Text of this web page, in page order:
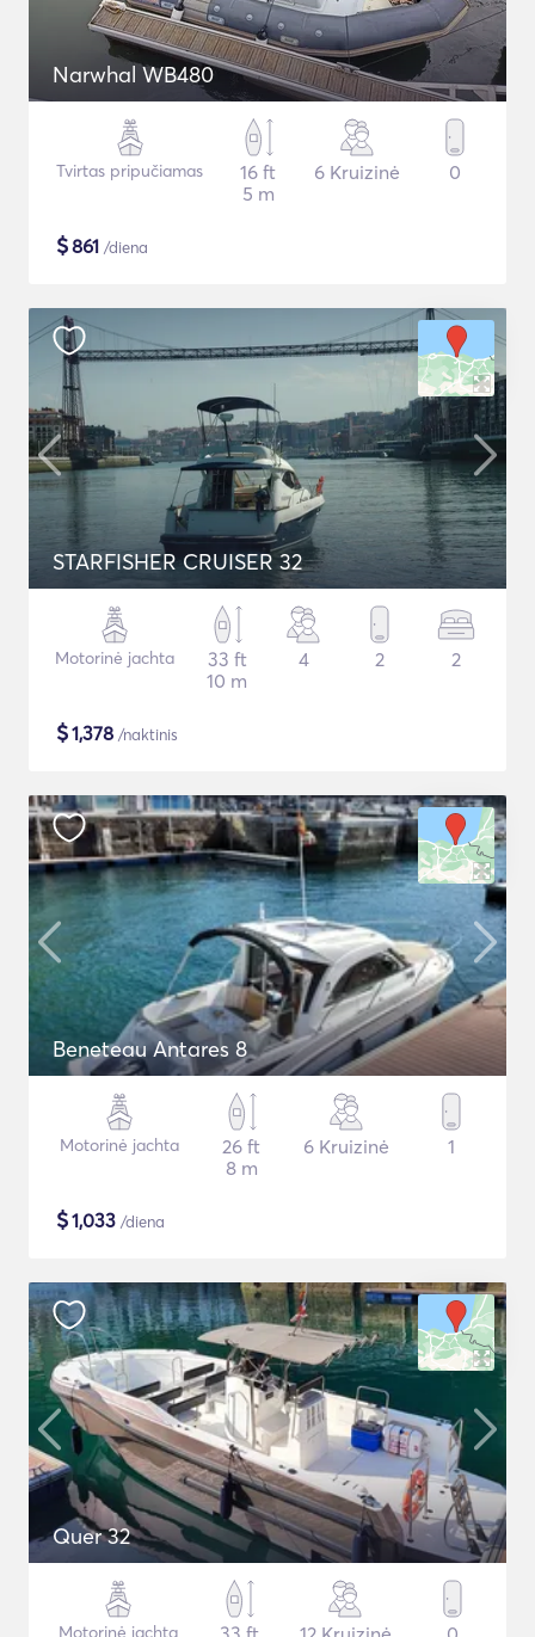
Narwhal WB480
Tvirtas pripučiamas
16 ft
5 m
6 Kruizinė 0
$861 /diena
STARFISHER CRUISER 32
Motorinė jachta
33 ft
10 m
4 2 2
$1,378 /naktinis
Beneteau Antares 8
Motorinė jachta
26 ft
8 m
6 Kruizinė 1
$1,033 /diena
Quer 32
Motorinė jachta